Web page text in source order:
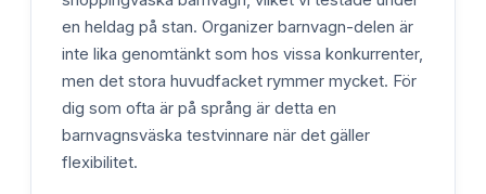
en heldag på stan. Organizer barnvagn-delen är
inte lika genomtänkt som hos vissa konkurrenter,
men det stora huvudfacket rymmer mycket. För
dig som ofta är på språng är detta en
barnvagnsväska testvinnare när det gäller
flexibilitet.